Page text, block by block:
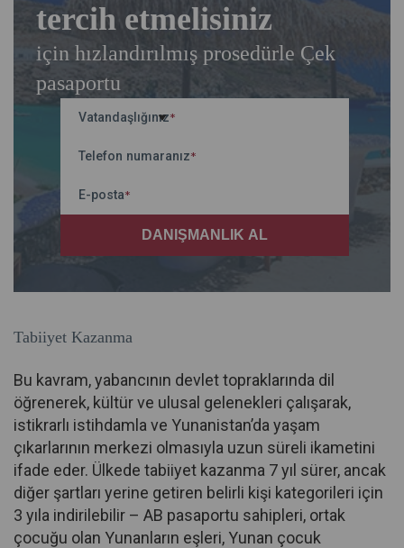
tercih etmelisiniz
için hızlandırılmış prosedürle Çek
pasaportu
Vatandaşlığınız*
Telefon numaranız*
E-posta*
Tabiiyet Kazanma
Bu kavram, yabancının devlet topraklarında dil
öğrenerek, kültür ve ulusal gelenekleri çalışarak,
istikrarlı istihdamla ve Yunanistan’da yaşam
çıkarlarının merkezi olmasıyla uzun süreli ikametini
ifade eder. Ülkede tabiiyet kazanma 7 yıl sürer, ancak
diğer şartları yerine getiren belirli kişi kategorileri için
3 yıla indirilebilir – AB pasaportu sahipleri, ortak
çocuğu olan Yunanların eşleri, Yunan çocuk